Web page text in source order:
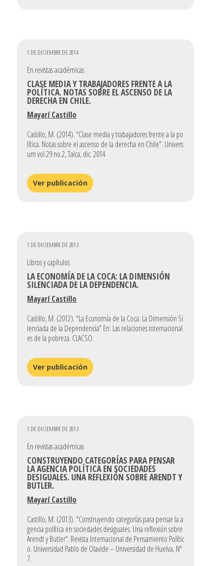
1 DE DICIEMBRE DE 2014
En revistas académicas
CLASE MEDIA Y TRABAJADORES FRENTE A LA
POLÍTICA. NOTAS SOBRE EL ASCENSO DE LA
DERECHA EN CHILE.
Mayarí Castillo
Castillo, M. (2014). “Clase media y trabajadores frente a la po
lítica. Notas sobre el ascenso de la derecha en Chile”. Univers
um vol.29 no.2, Talca, dic. 2014
Ver publicación
1 DE DICIEMBRE DE 2013
Libros y capítulos
LA ECONOMÍA DE LA COCA: LA DIMENSIÓN
SILENCIADA DE LA DEPENDENCIA.
Mayarí Castillo
Castillo, M. (2012). “La Economía de la Coca: La Dimensión Si
lenciada de la Dependencia” En: Las relaciones internacional
es de la pobreza. CLACSO.
Ver publicación
1 DE DICIEMBRE DE 2013
En revistas académicas
CONSTRUYENDO CATEGORÍAS PARA PENSAR
LA AGENCIA POLÍTICA EN SOCIEDADES
DESIGUALES. UNA REFLEXIÓN SOBRE ARENDT Y
BUTLER.
Mayarí Castillo
Castillo, M. (2013). "Construyendo categorías para pensar la a
gencia política en sociedades desiguales. Una reflexión sobre
Arendt y Butler". Revista Internacional de Pensamiento Polític
o. Universidad Pablo de Olavide – Universidad de Huelva, Nº
7.